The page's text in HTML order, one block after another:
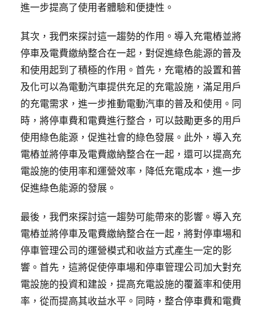
進一步提高了使用者體驗和便捷性。
其次，我們來探討這一趨勢的作用。導入充電樁並將
停車及電費繳納整合在一起，對促進綠色能源的普及
和使用起到了積極的作用。首先，充電樁的設置和普
及化可以為電動汽車提供充足的充電設施，滿足用戶
的充電需求，進一步推動電動汽車的普及和使用。同
時，將停車費和電費進行整合，可以鼓勵更多的用戶
使用綠色能源，促進社會的綠色發展。此外，導入充
電樁並將停車及電費繳納整合在一起，還可以提高充
電設施的使用率和運營效率，降低充電成本，進一步
促進綠色能源的發展。
最後，我們來探討這一趨勢可能帶來的影響。導入充
電樁並將停車及電費繳納整合在一起，將對停車場和
停車管理公司的運營模式和收益方式產生一定的影
響。首先，這將促使停車場和停車管理公司加大對充
電設施的投資和建設，提高充電設施的覆蓋率和使用
率，從而提高其收益水平。同時，整合停車費和電費